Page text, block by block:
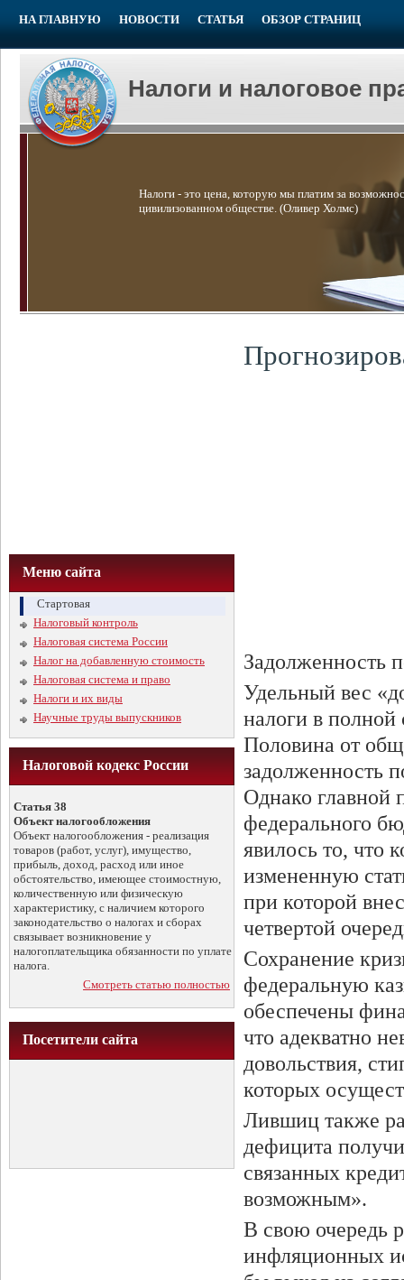
НА ГЛАВНУЮ НОВОСТИ СТАТЬЯ ОБЗОР СТРАНИЦ
Налоги и налоговое
Налоги - это цена, которую мы платим за
цивилизованном обществе. (Оливер Холмс)
Меню сайта
Стартовая
Налоговый контроль
Налоговая система России
Налог на добавленную стоимость
Налоговая система и право
Налоги и их виды
Научные труды выпускников
Налоговой кодекс России
Статья 38
Объект налогообложения
Объект налогообложения - реализация
товаров (работ, услуг), имущество,
прибыль, доход, расход или иное
обстоятельство, имеющее стоимостную,
количественную или физическую
характеристику, с наличием которого
законодательство о налогах и сборах
связывает возникновение у
налогоплательщика обязанности по уплате
налога.
Смотреть статью полностью
Посетители сайта
Задолженность
Удельный вес
налоги в полной
Половина от
задолженность
Однако главной
федерального
явилось то, что
измененную
при которой
четвертой
Сохранение
федеральную
обеспечены
что адекватно
довольствия,
которых
Лившиц также
дефицита
связанных
возможным».
В свою очередь
инфляционных